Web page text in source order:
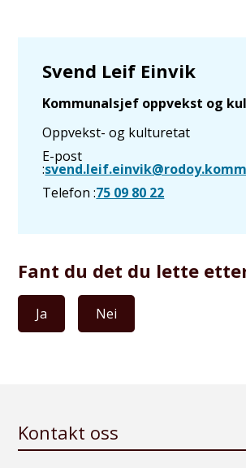
Svend Leif Einvik
Kommunalsjef oppvekst og
Oppvekst- og kulturetat
E-post
Telefon75 09 80 22
Fant du det du lette
Ja Nei
Kontakt oss